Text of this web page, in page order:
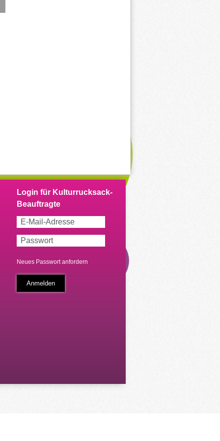
Neues Passwort anfordern